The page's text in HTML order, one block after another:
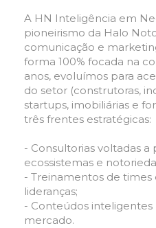
A HN Inteligência em
pioneirismo da Halo
comunicação e
forma 100% focada na
anos, evoluímos para
do setor (construtoras,
startups, imobiliárias e
três frentes estratégicas:
- Consultorias voltadas a
ecossistemas e
- Treinamentos de
lideranças;
- Conteúdos
mercado.